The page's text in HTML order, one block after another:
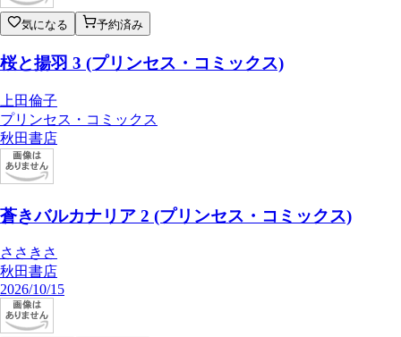
気になる 予約済み
桜と揚羽 3 (プリンセス・コミックス)
上田倫子
プリンセス・コミックス
秋田書店
蒼きバルカナリア 2 (プリンセス・コミックス)
ささきさ
秋田書店
2026/10/15